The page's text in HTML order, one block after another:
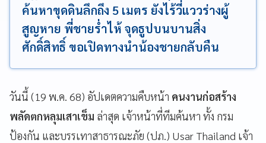
ค้นหาขุดดินลึกถึง 5 เมตร ยังไร้วี่แววร่างผู้
สูญหาย พี่ชายร่ำไห้ จุดธูปบนบานสิ่ง
ศักดิ์สิทธิ์ ขอเปิดทางนำน้องชายกลับคืน
วันนี้ (19 พ.ค. 68) อัปเดตความคืบหน้า คนงานก่อสร้าง
พลัดตกหลุมเสาเข็ม ล่าสุด เจ้าหน้าที่ทีมค้นหา ทั้ง กรม
ป้องกัน และบรรเทาสาธารณะภัย (ปภ.) Usar Thailand เจ้า